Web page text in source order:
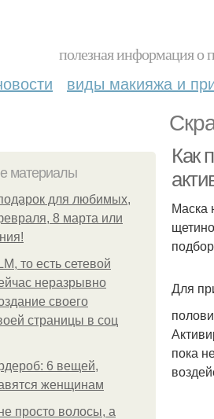
полезная информация о
виды макияжа и
материалы
для любимых,
8 марта или
то есть сетевой
неразрывно
своего
страницы в соц
6 вещей,
женщинам
просто волосы, а
Как
Маска
Для
пока